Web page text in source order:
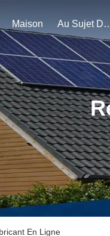
Maison Au Sujet
En Ligne